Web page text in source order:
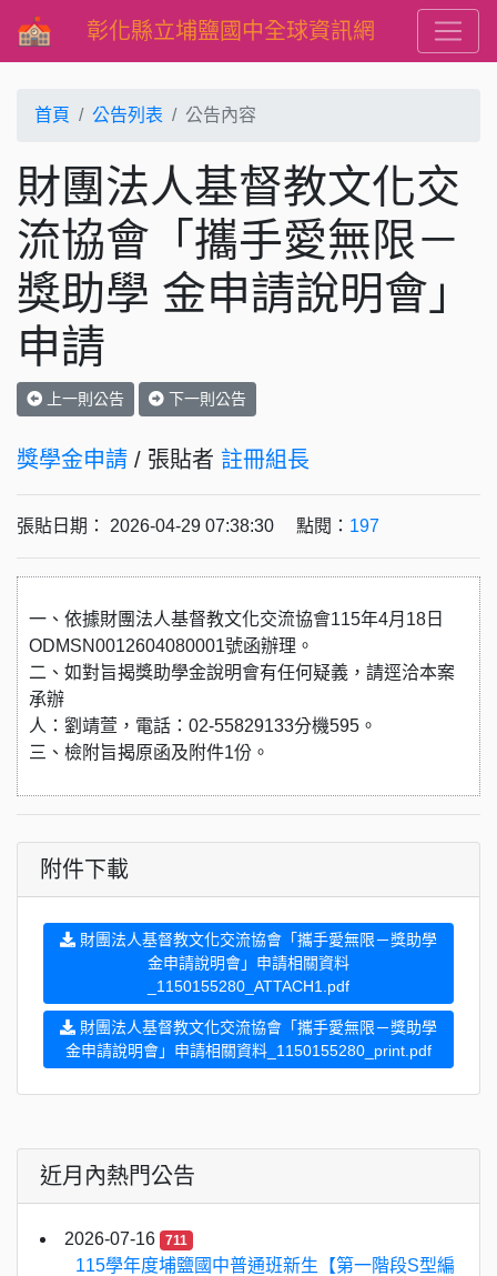
彰化縣立埔鹽國中全球資訊網
首頁 公告列表 公告內容
財團法人基督教文化交
流協會「攜手愛無限－
獎助學 金申請說明會」
申請
上一則公告 下一則公告
獎學金申請 / 張貼者 註冊組長
張貼日期： 2026-04-29 07:38:30 點閱： 197
一、依據財團法人基督教文化交流協會115年4月18日
ODMSN0012604080001號函辦理。
二、如對旨揭獎助學金說明會有任何疑義，請逕洽本案
承辦
人：劉靖萱，電話：02-55829133分機595。
三、檢附旨揭原函及附件1份。
附件下載
財團法人基督教文化交流協會「攜手愛無限－獎助學
金申請說明會」申請相關資料
_1150155280_ATTACH1.pdf
財團法人基督教文化交流協會「攜手愛無限－獎助學
金申請說明會」申請相關資料_1150155280_print.pdf
近月內熱門公告
2026-07-16 711
115學年度埔鹽國中普通班新生【第一階段S型編